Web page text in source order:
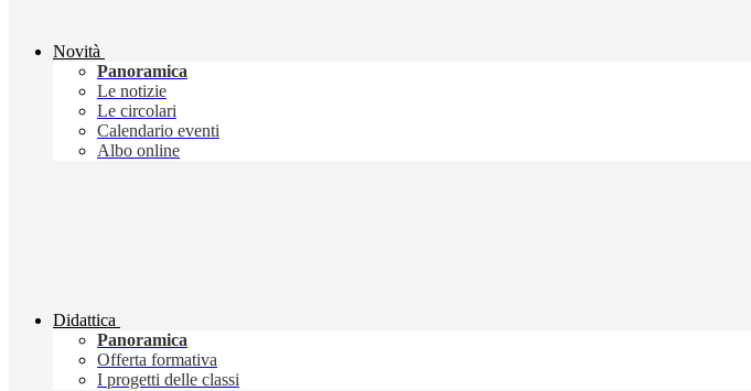
Novità
Panoramica
Le notizie
Le circolari
Calendario eventi
Albo online
Didattica
Panoramica
Offerta formativa
I progetti delle classi